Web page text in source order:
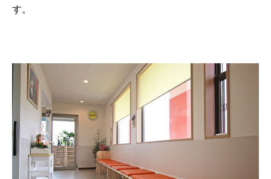
す。